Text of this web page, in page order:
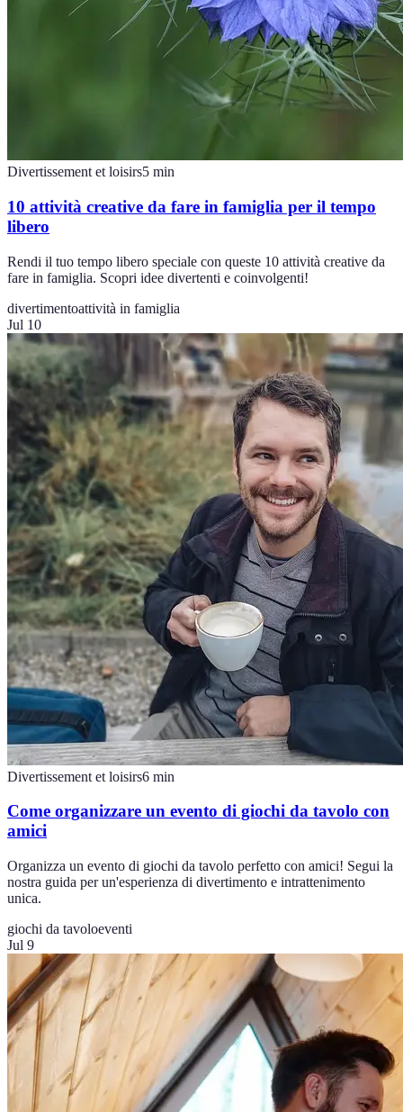
Divertissement et loisirs5 min
10 attività creative da fare in famiglia per il tempo
libero
Rendi il tuo tempo libero speciale con queste 10 attività creative da
fare in famiglia. Scopri idee divertenti e coinvolgenti!
divertimentoattività in famiglia
Jul 10
Divertissement et loisirs6 min
Come organizzare un evento di giochi da tavolo con
amici
Organizza un evento di giochi da tavolo perfetto con amici! Segui la
nostra guida per un'esperienza di divertimento e intrattenimento
unica.
giochi da tavoloeventi
Jul 9